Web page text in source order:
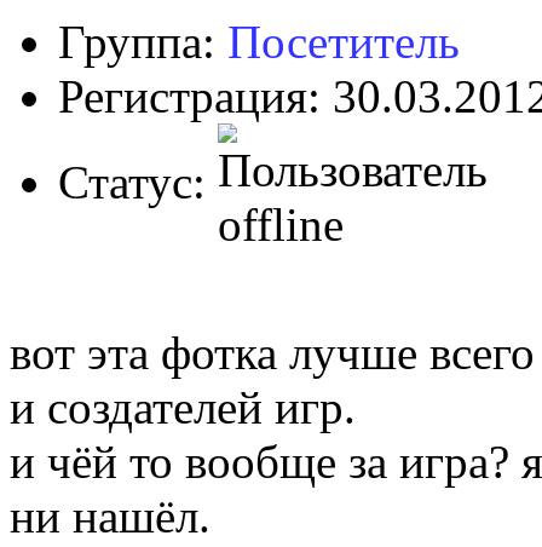
Группа: Посетитель
Регистрация:
Статус:
вот эта фотка лучше
и создателей игр.
и чёй то вообще за игра?
ни нашёл.